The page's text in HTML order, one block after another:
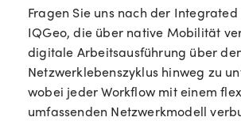
Fragen Sie uns nach der
IQGeo, die über native Mobilität
digitale Arbeitsausführung über
Netzwerklebenszyklus hinweg zu
wobei jeder Workflow mit einem
umfassenden Netzwerkmodell